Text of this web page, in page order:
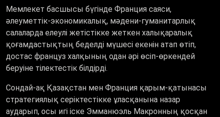
Мемлекет басшысы бүгінде Франция саяси,
әлеуметтік-экономикалық, мәдени-гуманитарлық
салаларда елеулі жетістікке жеткен халықаралық
қоғамдастықтың беделді мүшесі екенін атап өтіп,
достас француз халқының одан әрі өсіп-өркендей
беруіне тілектестік білдірді.
Сондай-ақ Қазақстан мен Франция қарым-қатынасы
стратегиялық серіктестікке ұласқанына назар
аударып, осы игі іске Эмманюэль Макронның қосқан